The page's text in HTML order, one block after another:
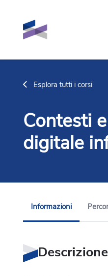
Esplora tutti i corsi
Contesti
digitale
Informazioni
Descrizione